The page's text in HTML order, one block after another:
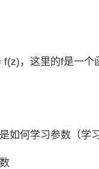
，这里的f是一
如何学习参数（学